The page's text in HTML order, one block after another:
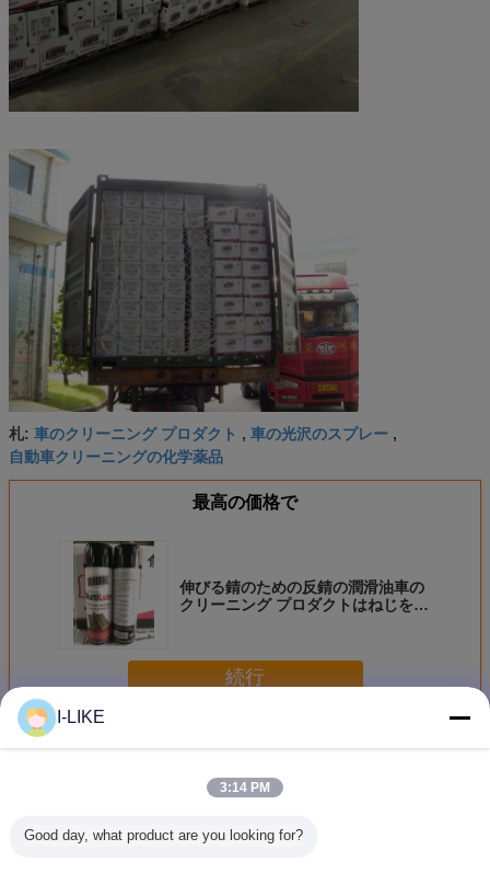
札: 車のクリーニング プロダクト , 車の光沢のスプレー ,
自動車クリーニングの化学薬品
最高の価格で
伸びる錆のための反錆の潤滑油車の
クリーニング プロダクトはねじを緩
続行
多く自動車クリーニング プロダクト
I-LIKE
3:14 PM
Good day, what product are you looking for?